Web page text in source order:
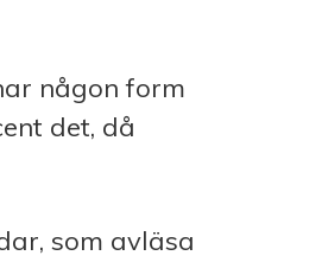
någon form
det, då
som avläsa